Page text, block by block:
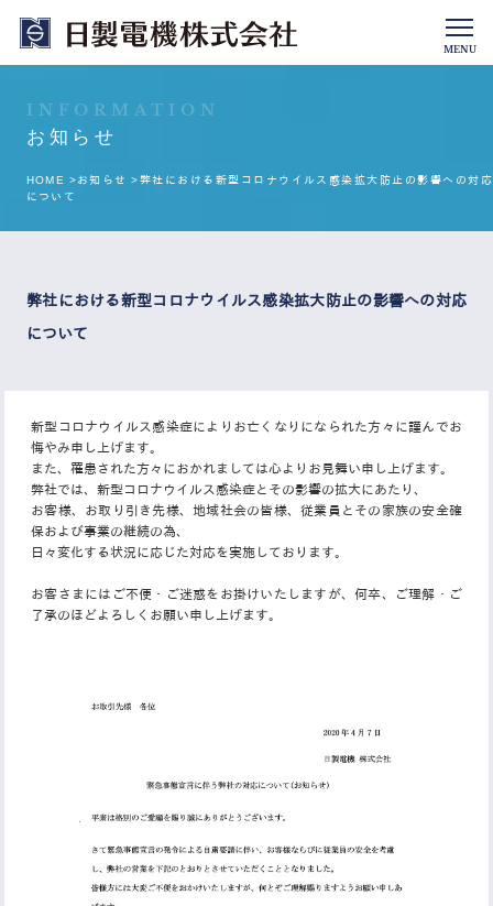
MENU
INFORMATION
お知らせ
HOME >お知らせ >弊社における新型コロナウイルス感染拡大防止の影響への対応
について
弊社における新型コロナウイルス感染拡大防止の影響への対応
について
新型コロナウイルス感染症によりお亡くなりになられた方々に謹んでお
悔やみ申し上げます。
また、罹患された方々におかれましては心よりお見舞い申し上げます。
弊社では、新型コロナウイルス感染症とその影響の拡大にあたり、
お客様、お取り引き先様、地域社会の皆様、従業員とその家族の安全確
保および事業の継続の為、
日々変化する状況に応じた対応を実施しております。
お客さまにはご不便・ご迷惑をお掛けいたしますが、何卒、ご理解・ご
了承のほどよろしくお願い申し上げます。